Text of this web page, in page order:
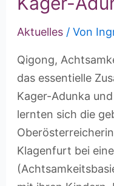
Aktuelles/ Von
Qigong,
das essentielle
Kager-Adunka
lernten sich die
Klagenfurt bei